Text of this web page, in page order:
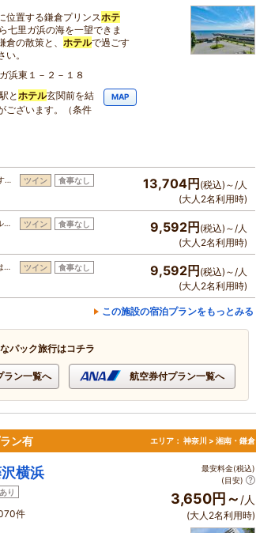
位置する鎌倉プリンスホテ
七里ガ浜の海を一望できま
の散策と、 ホテルで過ごす
。
浜東１－２－１８
とホテル玄関前を結
ございます。（条件
MAP
… ツイン 食事なし 13,704円(税込)～/人
(大人2名利用時)
… ツイン 食事なし 9,592円(税込)～/人
(大人2名利用時)
… ツイン 食事なし 9,592円(税込)～/人
(大人2名利用時)
この施設の宿泊プランをもっとみる
パック旅行はコチラ
ラン一覧へ 航空券付プラン一覧へ
ン有 エリア： 神奈川 > 湘南・鎌倉
横浜
り
件
最安料金(税込)
(目安)
3,650円～/人
(大人2名利用時)